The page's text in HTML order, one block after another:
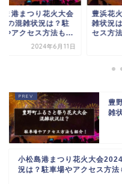
ま港まつり花火大会
の混雑状況は？駐
やアクセス方法も...
2024年6月11日
豊浜花
雑状況
セス方
豊
雑
小松島港まつり花火大会
況は？駐車場やアクセス方法